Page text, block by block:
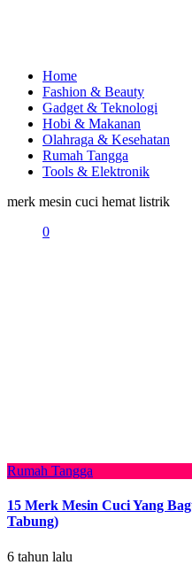
Home
Fashion & Beauty
Gadget & Teknologi
Hobi & Makanan
Olahraga & Kesehatan
Rumah Tangga
Tools & Elektronik
merk mesin cuci hemat listrik
0
Rumah Tangga
15 Merk Mesin Cuci Yang
Tabung)
6 tahun lalu